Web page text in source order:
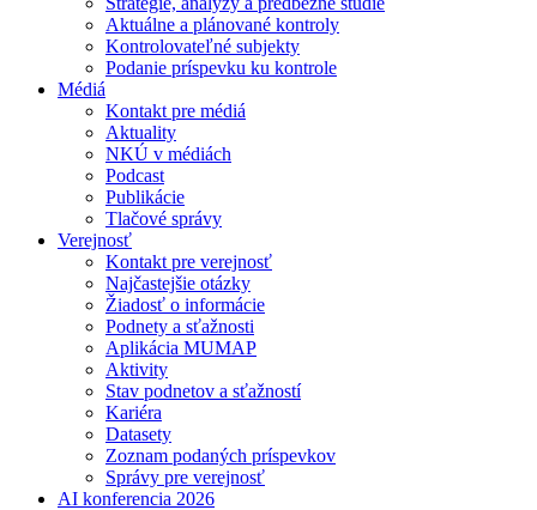
Aktuálne a plánované kontroly
Kontrolovateľné subjekty
Podanie príspevku ku kontrole
Médiá
Kontakt pre médiá
Aktuality
NKÚ v médiách
Podcast
Publikácie
Tlačové správy
Verejnosť
Kontakt pre verejnosť
Najčastejšie otázky
Žiadosť o informácie
Podnety a sťažnosti
Aplikácia MUMAP
Aktivity
Stav podnetov a sťažností
Kariéra
Datasety
Zoznam podaných príspevkov
Správy pre verejnosť
AI konferencia 2026